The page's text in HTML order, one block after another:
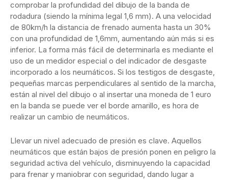
comprobar la profundidad del dibujo de la banda de
rodadura (siendo la mínima legal 1,6 mm). A una velocidad
de 80km/h la distancia de frenado aumenta hasta un 30%
con una profundidad de 1,6mm, aumentando aún más si es
inferior. La forma más fácil de determinarla es mediante el
uso de un medidor especial o del indicador de desgaste
incorporado a los neumáticos. Si los testigos de desgaste,
pequeñas marcas perpendiculares al sentido de la marcha,
están al nivel del dibujo o al insertar una moneda de 1 euro
en la banda se puede ver el borde amarillo, es hora de
realizar un cambio de neumáticos.
Llevar un nivel adecuado de presión es clave. Aquellos
neumáticos que están bajos de presión ponen en peligro la
seguridad activa del vehículo, disminuyendo la capacidad
para frenar y maniobrar con seguridad, dando lugar a